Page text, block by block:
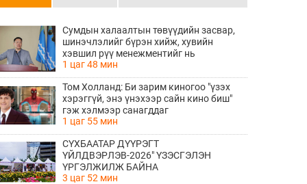
Сумдын халаалтын төвүүдийн засвар,
шинэчлэлийг бүрэн хийж, хувийн
хэвшил рүү менежментийг нь
шилжүүлсэн гэдгийг онцоллоо
1 цаг 48 мин
Том Холланд: Би зарим киногоо "үзэх
хэрэггүй, энэ үнэхээр сайн кино биш"
гэж хэлмээр санагддаг
1 цаг 55 мин
СҮХБААТАР ДҮҮРЭГТ
ҮЙЛДВЭРЛЭВ-2026" ҮЗЭСГЭЛЭН
ҮРГЭЛЖИЛЖ БАЙНА
3 цаг 52 мин